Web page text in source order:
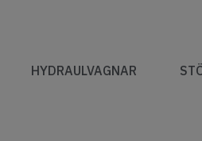
HYDRAULVAGNAR